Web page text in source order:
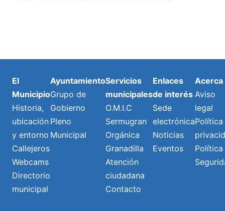
El
Municipio
Historia,
ubicación
y entorno
Callejeros
Webcams
Directorio
municipal
Ayuntamiento
Grupo de
Gobierno
Pleno
Municipal
Servicios
municipales
O.M.I.C
Sermugran
Orgánica
Granadilla
Atención
ciudadana
Contacto
Enlaces
de interés
Sede
electrónica
Noticias
Eventos
Acerca
Aviso
legal
Política
Política